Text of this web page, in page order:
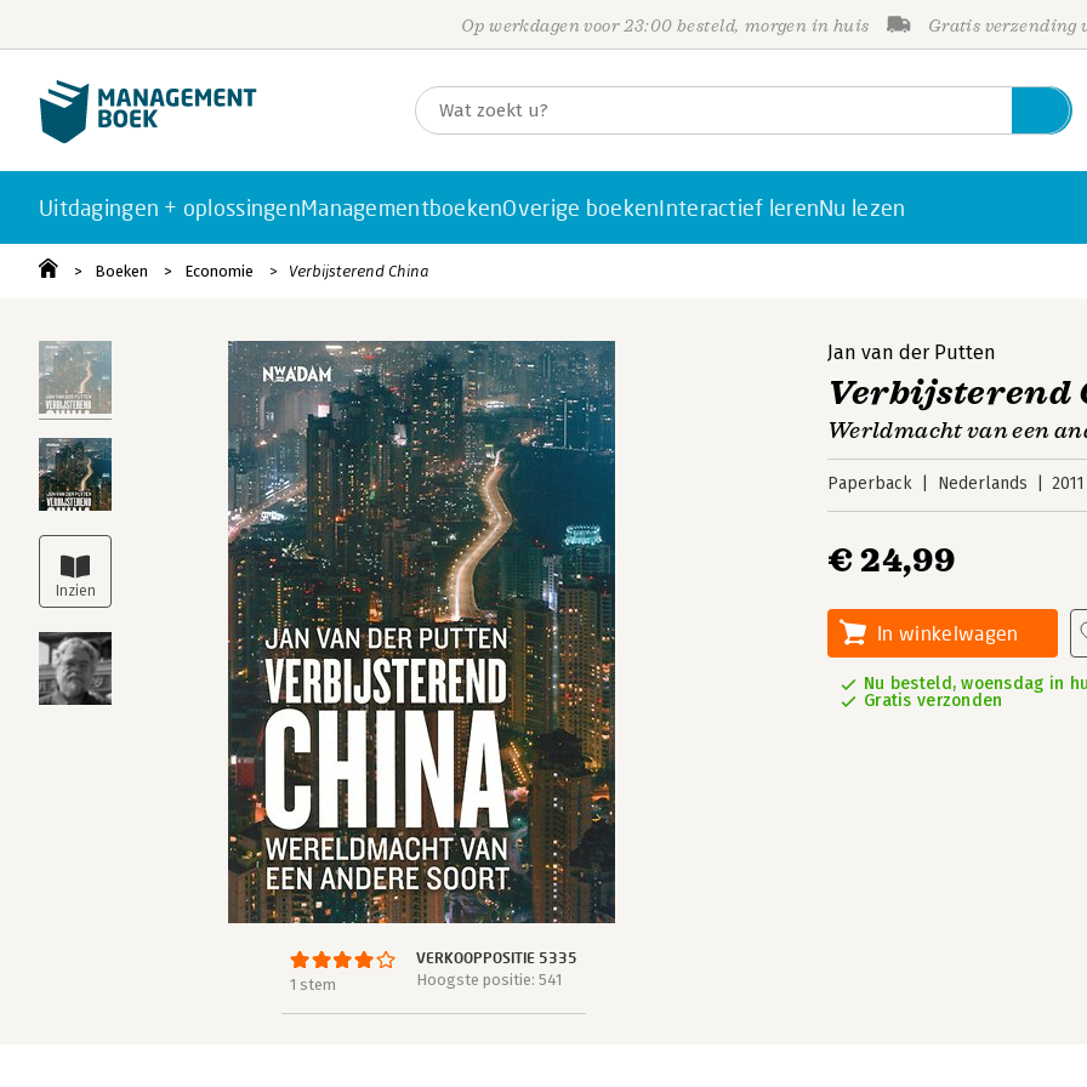
Op werkdagen voor 23:00 besteld, morgen in huis Gratis verzending
Uitdagingen + oplossingenManagementboekenOverige boekenInteractief lerenNu lezen
Boeken Economie Verbijsterend China
1 stem
VERKOOPPOSITIE 5335
Hoogste positie: 541
Jan van der Putten
Verbijsterend
Werldmacht van een
Paperback Nederlands 2011
€ 24,99
In winkelwagen
Nu besteld, woensdag in
Gratis verzonden